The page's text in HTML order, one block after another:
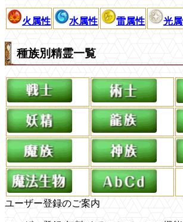
火属性 水属性 雷属性 光
種族別精霊一覧
ユーザー登録のご案内